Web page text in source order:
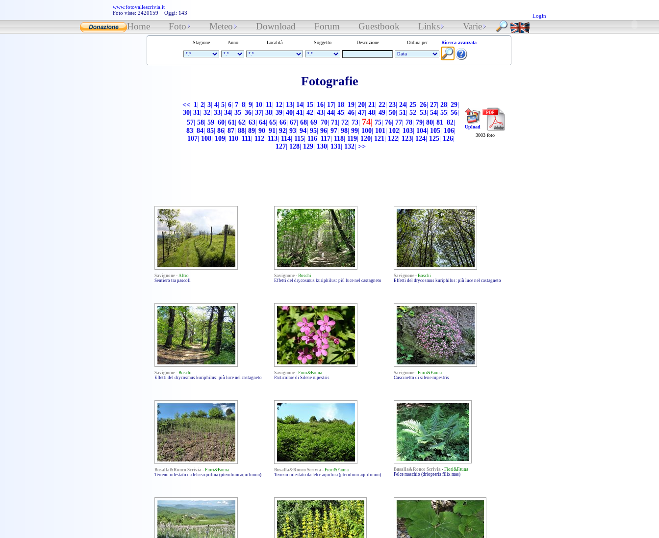
www.fotovallescrivia.it
Foto viste: 2420159 Oggi: 143
Login
Home Foto Meteo Download Forum Guestbook Links Varie
Stagione Anno Località Soggetto Descrizione Ordina per Ricerca avanzata
Fotografie
<< 1 2 3 4 5 6 7 8 9 10 11 12 13 14 15 16 17 18 19 20 21 22 23 24 25 26 27 28 29
30| 31| 32| 33| 34| 35| 36| 37| 38| 39| 40| 41| 42| 43| 44| 45| 46| 47| 48| 49| 50| 51| 52| 53| 54| 55| 56|
57| 58| 59| 60| 61| 62| 63| 64| 65| 66| 67| 68| 69| 70| 71| 72| 73| 74| 75| 76| 77| 78| 79| 80| 81| 82|
83| 84| 85| 86| 87| 88| 89| 90| 91| 92| 93| 94| 95| 96| 97| 98| 99| 100| 101| 102| 103| 104| 105| 106|
107| 108| 109| 110| 111| 112| 113| 114| 115| 116| 117| 118| 119| 120| 121| 122| 123| 124| 125| 126|
127 128 129 130 131 132 >>
Upload
3003 foto
Savignone - Altro
Sentiero tra pascoli
Savignone - Boschi
Effetti del drycosmus kuriphilus: più luce nel castagneto
Savignone - Boschi
Effetti del drycosmus kuriphilus: più luce nel castagneto
Savignone - Boschi
Effetti del drycosmus kuriphilus: più luce nel castagneto
Savignone - Fiori&Fauna
Particolare di Silene rupestris
Savignone - Fiori&Fauna
Cuscinetto di silene rupestris
Busalla&Ronco Scrivia - Fiori&Fauna
Terreno infestato da felce aquilina (pteridium aquilinum)
Busalla&Ronco Scrivia - Fiori&Fauna
Terreno infestato da felce aquilina (pteridium aquilinum)
Busalla&Ronco Scrivia - Fiori&Fauna
Felce maschio (driopteris filix mas)